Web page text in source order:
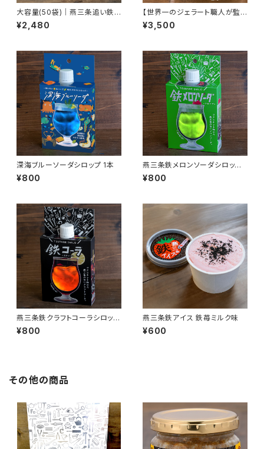
大容量(50袋)｜燕三条追い鉄
袋|手軽に鉄分！アイス・コーヒ
ー・ヨーグルトにかけるだけの
¥2,480
【世界一のジェラート職人が監
修】 燕三条鉄アイス＆鉄苺ミル
ク味（越後姫使用）セット｜新潟
¥3,500
深海ブルーソーダシロップ 1本
¥800
燕三条鉄メロンソーダシロップ 1
本
¥800
燕三条鉄クラフトコーラシロップ
1本
¥800
燕三条鉄アイス 鉄苺ミルク味
¥600
その他の商品